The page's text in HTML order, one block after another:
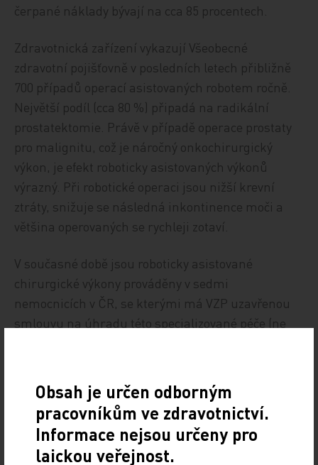
čerpané náklady bývají na cca 85 procentech.
Zdravotnická zařízení vykazují Všeobecné
zdravotní pojišťovně v posledních letech přibližně
700 případů operací asistovaných robotem ročně.
Největší podíl (cca 80 %) připadá na radikální
prostatektomie. Právě v případě operace prostaty
pro malignitu, což je náročný onkochirurgický
výkon, je efekt roboticky asistovaných výkonů
výrazný. Při robotické operaci jsou nižší krevní
ztráty, snižuje se následná inkontinence moči a
většina operovaných se rychleji zotaví.
V současné době jsou roboticky asistované
chirurgické výkony prováděny v sedmi
nemocnicích v ČR, se kterými má VZP uzavřenou
smlouvu na úhradu této specializované péče (ne
specializacích). Smlouvu s VZP na robotickou
operativu má pražská Nemocnice Na Homolce a
ÚVN – Vojenská fakultní nemocnice, dále Krajská
zdravotní, a.s. – Masarykova nemocnice v Ústí nad
Obsah je určen odborným
pracovníkům ve zdravotnictví.
Informace nejsou určeny pro
laickou veřejnost.